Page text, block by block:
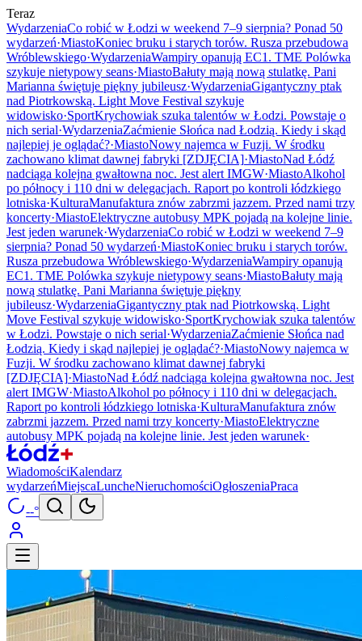
Teraz
WydarzeniaCo robić w Łodzi w weekend 7–9 sierpnia? Ponad 50
wydarzeń·MiastoKoniec bruku i starych torów. Rusza przebudowa
Wróblewskiego·WydarzeniaWampiry opanują EC1. TME Polówka
szykuje nietypowy seans·MiastoBałuty mają nową stulatkę. Pani
Marianna świętuje piękny jubileusz·WydarzeniaGigantyczny ptak
nad Piotrkowską. Light Move Festival szykuje
widowisko·SportKrychowiak szuka talentów w Łodzi. Powstaje o
nich serial·WydarzeniaZaćmienie Słońca nad Łodzią. Kiedy i skąd
najlepiej je oglądać?·MiastoNowy najemca w Fuzji. W środku
zachowano klimat dawnej fabryki [ZDJĘCIA]·MiastoNad Łódź
nadciąga kolejna gwałtowna noc. Jest alert IMGW·MiastoAlkohol
po północy i 110 dni w delegacjach. Raport po kontroli łódzkiego
lotniska·KulturaManufaktura znów zabrzmi jazzem. Przed nami trzy
koncerty·MiastoElektryczne autobusy MPK pojadą na kolejne linie.
Jest jeden warunek·WydarzeniaCo robić w Łodzi w weekend 7–9
sierpnia? Ponad 50 wydarzeń·MiastoKoniec bruku i starych torów.
Rusza przebudowa Wróblewskiego·WydarzeniaWampiry opanują
EC1. TME Polówka szykuje nietypowy seans·MiastoBałuty mają
nową stulatkę. Pani Marianna świętuje piękny
jubileusz·WydarzeniaGigantyczny ptak nad Piotrkowską. Light
Move Festival szykuje widowisko·SportKrychowiak szuka talentów
w Łodzi. Powstaje o nich serial·WydarzeniaZaćmienie Słońca nad
Łodzią. Kiedy i skąd najlepiej je oglądać?·MiastoNowy najemca w
Fuzji. W środku zachowano klimat dawnej fabryki
[ZDJĘCIA]·MiastoNad Łódź nadciąga kolejna gwałtowna noc. Jest
alert IMGW·MiastoAlkohol po północy i 110 dni w delegacjach.
Raport po kontroli łódzkiego lotniska·KulturaManufaktura znów
zabrzmi jazzem. Przed nami trzy koncerty·MiastoElektryczne
autobusy MPK pojadą na kolejne linie. Jest jeden warunek·
WiadomościKalendarz
wydarzeńMiejscaLuncheNieruchomościOgłoszeniaPraca
--°